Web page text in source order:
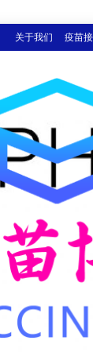
关于我们 疫苗